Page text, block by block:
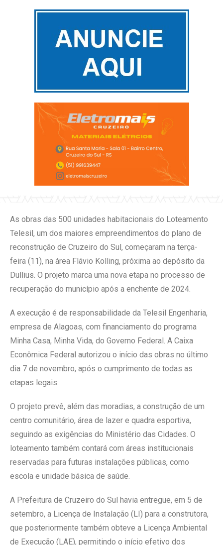
As obras das 500 unidades habitacionais do Loteamento
Telesil, um dos maiores empreendimentos do plano de
reconstrução de Cruzeiro do Sul, começaram na terça-
feira (11), na área Flávio Kolling, próxima ao depósito da
Dullius. O projeto marca uma nova etapa no processo de
recuperação do município após a enchente de 2024.
A execução é de responsabilidade da Telesil Engenharia,
empresa de Alagoas, com financiamento do programa
Minha Casa, Minha Vida, do Governo Federal. A Caixa
Econômica Federal autorizou o início das obras no último
dia 7 de novembro, após o cumprimento de todas as
etapas legais.
O projeto prevê, além das moradias, a construção de um
centro comunitário, área de lazer e quadra esportiva,
seguindo as exigências do Ministério das Cidades. O
loteamento também contará com áreas institucionais
reservadas para futuras instalações públicas, como
escola e unidade básica de saúde.
A Prefeitura de Cruzeiro do Sul havia entregue, em 5 de
setembro, a Licença de Instalação (LI) para a construtora,
que posteriormente também obteve a Licença Ambiental
de Execução (LAE), permitindo o início efetivo dos